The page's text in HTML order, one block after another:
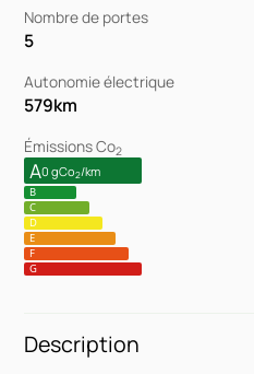
Nombre de portes
5
Autonomie électrique
579km
Émissions Co2
A0 gCo2/km
B
C
D
E
F
G
Description